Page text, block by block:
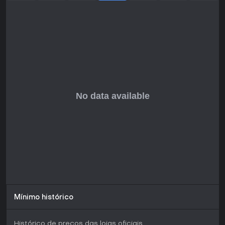
Mínimo histórico